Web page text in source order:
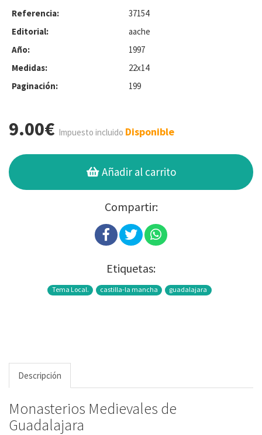
Referencia:
37154
Editorial:
aache
Año:
1997
Medidas:
22x14
Paginación:
199
9.00€ Impuesto incluido Disponible
Añadir al carrito
Compartir:
Etiquetas:
Tema Local. castilla-la mancha guadalajara
Descripción
Monasterios Medievales de
Guadalajara